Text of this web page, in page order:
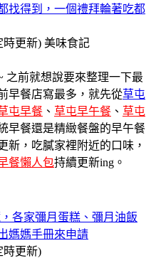
找得到，一個禮拜輪著吃都
時更新) 美味食記
之前就想說要來整理一下最
早餐店寫最多，就先從草屯
屯早餐 、 草屯早午餐 、 草屯
早餐還是精緻餐盤的早午餐
新，吃膩家裡附近的口味，
餐懶人包持續更新ing。
各家彌月蛋糕、彌月油飯
媽媽手冊來申請
時更新)